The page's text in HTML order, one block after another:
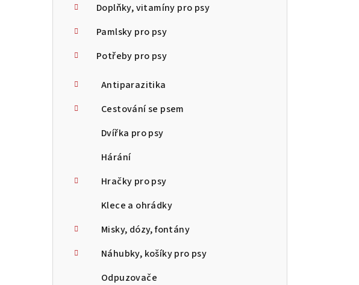
Doplňky, vitamíny pro psy
Pamlsky pro psy
Potřeby pro psy
Antiparazitika
Cestování se psem
Dvířka pro psy
Hárání
Hračky pro psy
Klece a ohrádky
Misky, dózy, fontány
Náhubky, košíky pro psy
Odpuzovače